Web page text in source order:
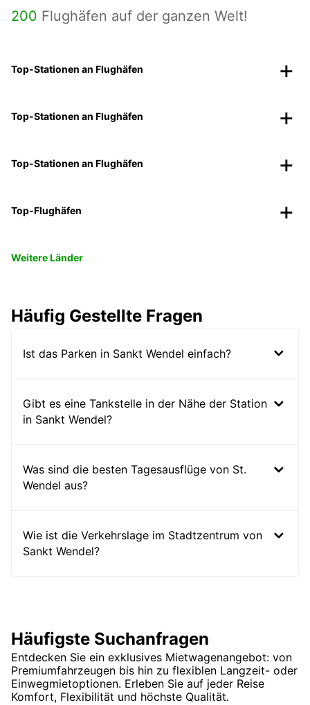
200 Flughäfen auf der ganzen Welt!
Top-Stationen an Flughäfen
Top-Stationen an Flughäfen
Top-Stationen an Flughäfen
Top-Flughäfen
Weitere Länder
Häufig Gestellte Fragen
Ist das Parken in Sankt Wendel einfach?
Gibt es eine Tankstelle in der Nähe der Station
in Sankt Wendel?
Was sind die besten Tagesausflüge von St.
Wendel aus?
Wie ist die Verkehrslage im Stadtzentrum von
Sankt Wendel?
Häufigste Suchanfragen
Entdecken Sie ein exklusives Mietwagenangebot: von
Premiumfahrzeugen bis hin zu flexiblen Langzeit- oder
Einwegmietoptionen. Erleben Sie auf jeder Reise
Komfort, Flexibilität und höchste Qualität.